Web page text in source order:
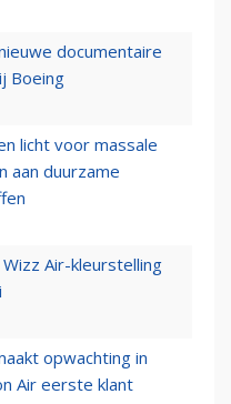
documentaire
Boeing
licht voor massale
aan duurzame
Air-kleurstelling
opwachting in
Air eerste klant